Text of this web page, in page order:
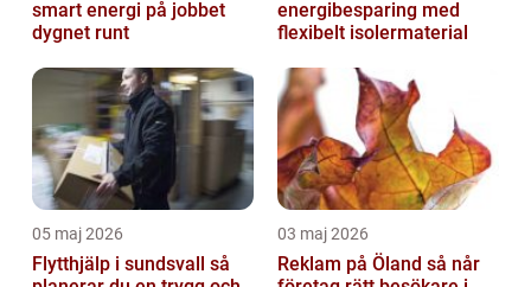
smart energi på jobbet
dygnet runt
energibesparing med
flexibelt isolermaterial
05 maj 2026
Flytthjälp i sundsvall så
03 maj 2026
Reklam på Öland så når